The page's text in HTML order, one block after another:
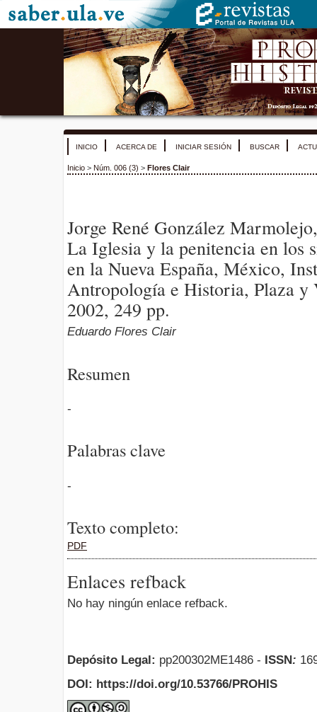
INICIO ACERCA DE INICIAR SESIÓN BUSCAR
Inicio > Núm. 006 (3) > Flores Clair
Jorge René González
La Iglesia y la penitencia en
en la Nueva España, México,
Antropología e Historia, Plaza y
2002, 249 pp.
Eduardo Flores Clair
Resumen
-
Palabras clave
-
Texto completo:
PDF
Enlaces refback
No hay ningún enlace refback.
Depósito Legal: pp200302ME1486 - ISSN:
DOI: https://doi.org/10.53766/PROHIS